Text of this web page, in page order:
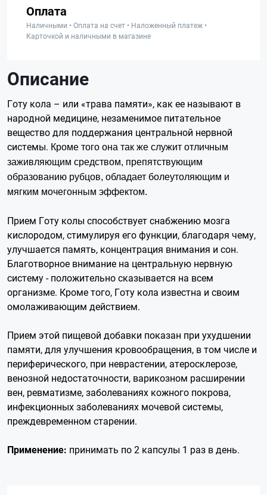
Оплата
Наличными • Оплата на счет • Наложенный платеж •
Карточкой и наличными в магазине
Описание
Готу кола – или «трава памяти», как ее называют в
народной медицине, незаменимое питательное
вещество для поддержания центральной нервной
системы. Кроме того она так же служит отличным
заживляющим средством, препятствующим
образованию рубцов, обладает болеутоляющим и
мягким мочегонным эффектом.
Прием Готу колы способствует снабжению мозга
кислородом, стимулируя его функции, благодаря чему,
улучшается память, концентрация внимания и сон.
Благотворное внимание на центральную нервную
систему - положительно сказывается на всем
организме. Кроме того, Готу кола известна и своим
омолаживающим действием.
Прием этой пищевой добавки показан при ухудшении
памяти, для улучшения кровообращения, в том числе и
периферического, при неврастении, атеросклерозе,
венозной недостаточности, варикозном расширении
вен, ревматизме, заболеваниях кожного покрова,
инфекционных заболеваниях мочевой системы,
преждевременном старении.
Применение: принимать по 2 капсулы 1 раз в день.